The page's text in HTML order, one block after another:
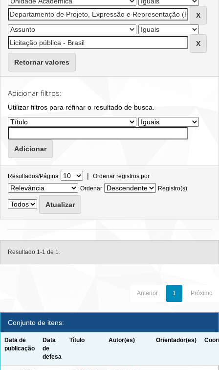
Retornar valores
Adicionar filtros:
Utilizar filtros para refinar o resultado de busca.
Resultados/Página | Ordenar registros por
Ordenar
Registro(s)
Resultado 1-1 de 1.
Anterior 1 Próximo
Conjunto de itens:
Data de
publicação
Data
de
defesa
Título Autor(es) Orientador(es)